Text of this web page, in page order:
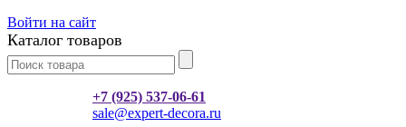
Войти на сайт
Каталог товаров
+7 (925) 537-06-61
sale@expert-decora.ru